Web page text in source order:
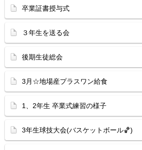
卒業証書授与式
３年生を送る会
後期生徒総会
3月☆地場産プラスワン給食
1、2年生 卒業式練習の様子
3年生球技大会(バスケットボール🏀)